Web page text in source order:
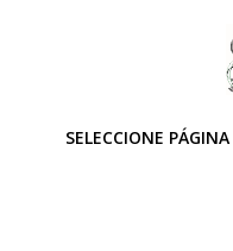
SELECCIONE PÁGINA